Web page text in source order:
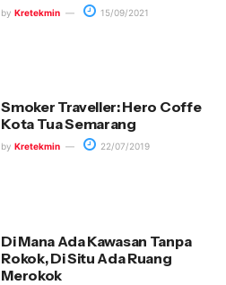
by Kretekmin 15/09/2021
Smoker Traveller: Hero Coffe
Kota Tua Semarang
by Kretekmin 22/07/2019
Di Mana Ada Kawasan Tanpa
Rokok, Di Situ Ada Ruang
Merokok